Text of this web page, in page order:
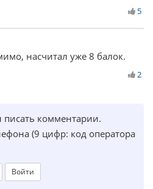
5
насчитал уже 8 балок.
2
писать комментарии.
(9 цифр: код оператора
Войти